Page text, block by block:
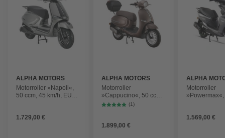
ALPHA MOTORS
Motorroller »Napoli«,
50 ccm, 45 km/h, EURO
1.729,00 €
ALPHA MOTORS
Motorroller
»Cappucino«, 50 ccm,
45 km/h, EURO 5,
(1)
1.899,00 €
ALPHA
Motorroller
1.569,00 €